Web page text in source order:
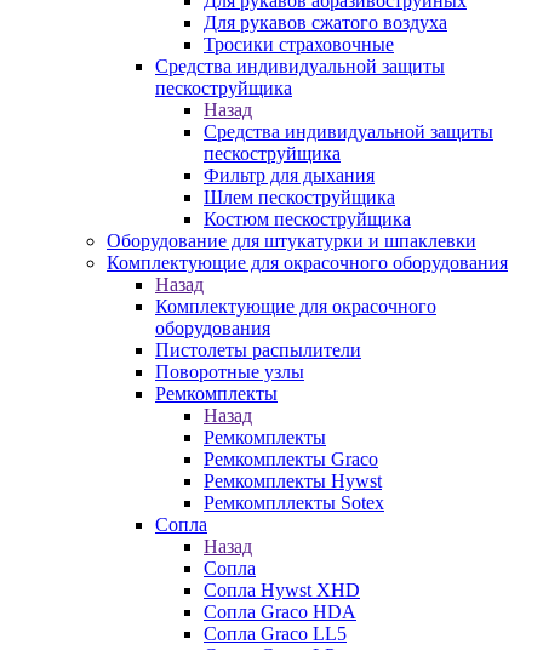
Для рукавов сжатого воздуха
Тросики страховочные
Средства индивидуальной защиты
пескоструйщика
Назад
Средства индивидуальной защиты
пескоструйщика
Фильтр для дыхания
Шлем пескоструйщика
Костюм пескоструйщика
Оборудование для штукатурки и шпаклевки
Комплектующие для окрасочного оборудования
Назад
Комплектующие для окрасочного
оборудования
Пистолеты распылители
Поворотные узлы
Ремкомплекты
Назад
Ремкомплекты
Ремкомплекты Graco
Ремкомплекты Hywst
Ремкомпллекты Sotex
Сопла
Назад
Сопла
Сопла Hywst XHD
Сопла Graco HDA
Сопла Graco LL5